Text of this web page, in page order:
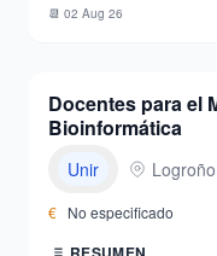
📆 02 Aug 26
Docentes para el
Bioinformática
Unir Logroño
€ No especificado